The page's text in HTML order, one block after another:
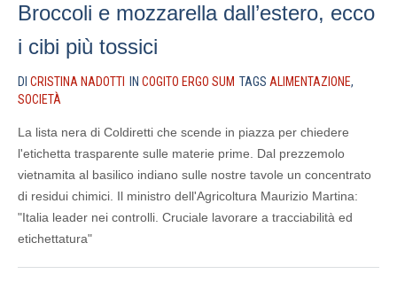
Broccoli e mozzarella dall’estero, ecco
i cibi più tossici
DI CRISTINA NADOTTI IN COGITO ERGO SUM TAGS ALIMENTAZIONE,
SOCIETÀ
La lista nera di Coldiretti che scende in piazza per chiedere
l'etichetta trasparente sulle materie prime. Dal prezzemolo
vietnamita al basilico indiano sulle nostre tavole un concentrato
di residui chimici. Il ministro dell'Agricoltura Maurizio Martina:
"Italia leader nei controlli. Cruciale lavorare a tracciabilità ed
etichettatura"